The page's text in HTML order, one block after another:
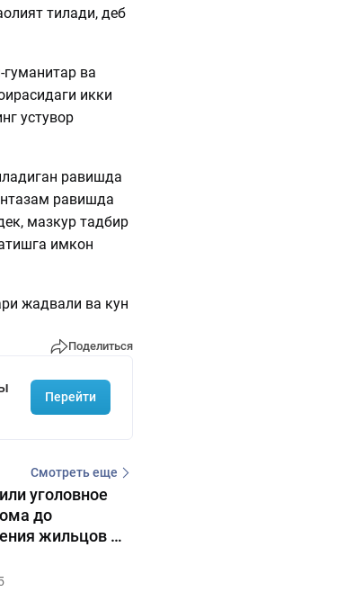
тилади, деб
гуманитар ва
икки
устувор
равишда
равишда
мазкур тадбир
имкон
жадвали ва кун
Поделиться
Перейти
Смотреть еще
уголовное
до
жильцов —